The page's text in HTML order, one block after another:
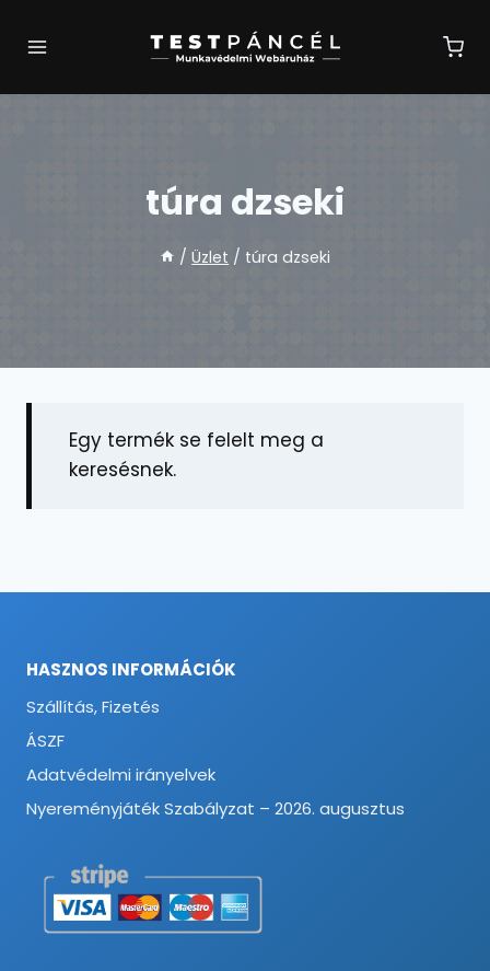
túra dzseki
/ Üzlet / túra dzseki
Egy termék se felelt meg a
keresésnek.
HASZNOS INFORMÁCIÓK
Szállítás, Fizetés
ÁSZF
Adatvédelmi irányelvek
Nyereményjáték Szabályzat – 2026. augusztus